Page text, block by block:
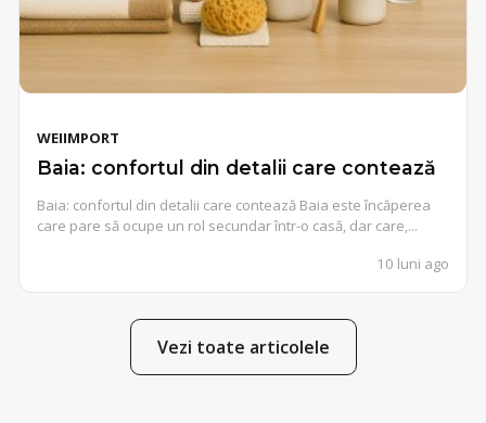
WEIIMPORT
Baia: confortul din detalii care contează
Baia: confortul din detalii care contează Baia este încăperea
care pare să ocupe un rol secundar într-o casă, dar care,...
10 luni ago
Vezi toate articolele